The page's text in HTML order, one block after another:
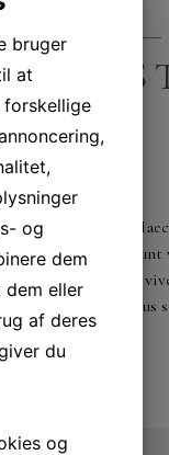
ut rutrum est.
Nunc tincidunt
metus. Nunc mi nisl,
dolor ac rhoncus
bruger
at
og
dem
dem eller
af deres
du
og